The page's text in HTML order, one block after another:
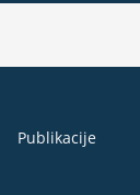
Publikacije